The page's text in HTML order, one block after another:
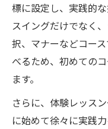
標に設定し、実践的
スイングだけでなく
択、マナーなどコー
べるため、初めての
ます。
さらに、体験レッス
に始めて徐々に実践